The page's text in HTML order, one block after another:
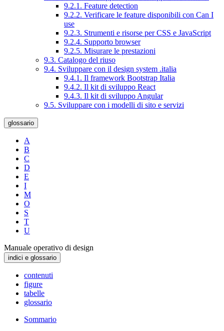
9.2.1. Feature detection
9.2.2. Verificare le feature disponibili con Can I
use
9.2.3. Strumenti e risorse per CSS e JavaScript
9.2.4. Supporto browser
9.2.5. Misurare le prestazioni
9.3. Catalogo del riuso
9.4. Sviluppare con il design system .italia
9.4.1. Il framework Bootstrap Italia
9.4.2. Il kit di sviluppo React
9.4.3. Il kit di sviluppo Angular
9.5. Sviluppare con i modelli di sito e servizi
glossario
A
B
C
D
E
I
M
O
S
T
U
Manuale operativo di design
indici e glossario
contenuti
figure
tabelle
glossario
Sommario